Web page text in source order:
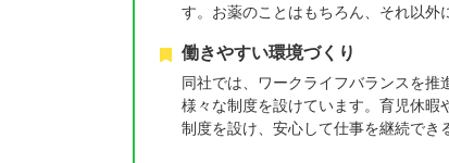
す。お薬のことはもちろん、それ以外
働きやすい環境づくり
同社では、ワークライフバランスを
様々な制度を設けています。育児休暇
制度を設け、安心して仕事を継続でき